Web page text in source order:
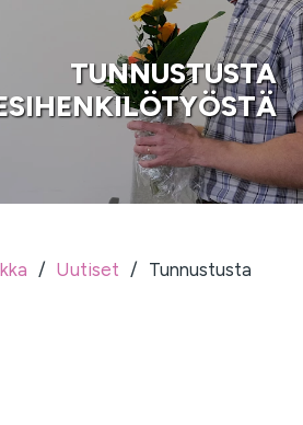
TUNNUSTUSTA
/ Uutiset / Tunnustusta